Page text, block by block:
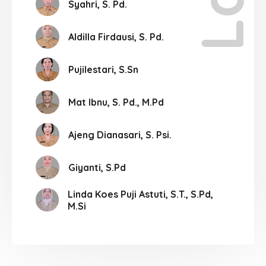
Syahri, S. Pd.
Aldilla Firdausi, S. Pd.
Pujilestari, S.Sn
Mat Ibnu, S. Pd., M.Pd
Ajeng Dianasari, S. Psi.
Giyanti, S.Pd
Linda Koes Puji Astuti, S.T., S.Pd,
M.Si